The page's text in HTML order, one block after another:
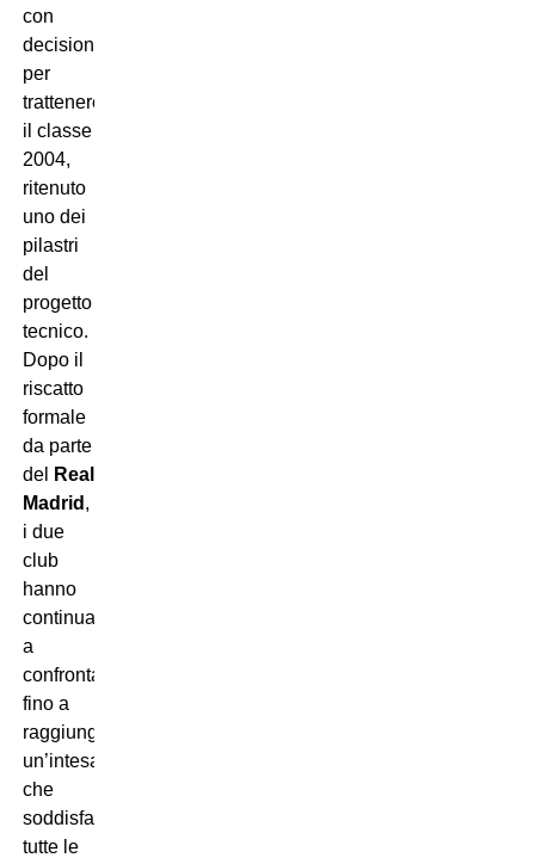
con
decisione
per
trattenere
il classe
2004,
ritenuto
uno dei
pilastri
del
progetto
tecnico.
Dopo il
riscatto
formale
da parte
del
Real
Madrid ,
i due
club
hanno
continuato
a
confrontarsi
fino a
raggiungere
un’intesa
che
soddisfacesse
tutte le